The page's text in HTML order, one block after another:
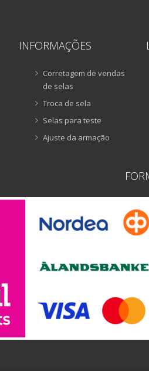
INFORMAÇÕES
Corretagem de vendas
de selas
Troca de sela
Selas para teste
Ajuste da armação